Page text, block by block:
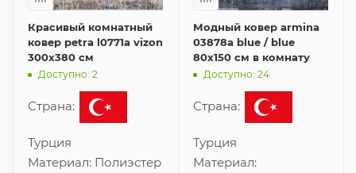
Красивый комнатный
ковер petra l0771a vizon
300x380 см
Доступно: 2
Страна:
Турция
Материал: Полиэстер
Модный ковер armina
03878a blue / blue
80x150 см в комнату
Доступно: 24
Страна:
Турция
Материал: